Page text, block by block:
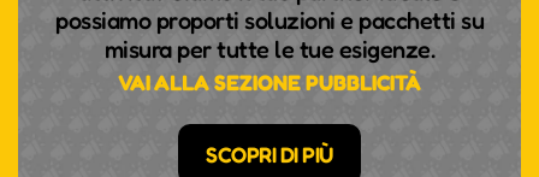
possiamo proporti soluzioni e pacchetti su
misura per tutte le tue esigenze.
VAI ALLA SEZIONE PUBBLICITÀ
SCOPRI DI PIÙ